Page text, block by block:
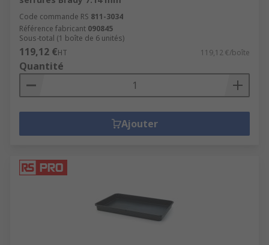
Code commande RS 811-3034
Référence fabricant 090845
Sous-total (1 boîte de 6 unités)
119,12 €HT 119,12 €/boîte
Quantité
Ajouter